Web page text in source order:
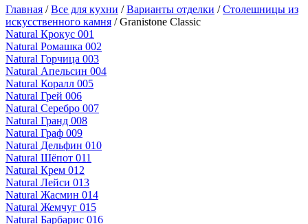
Главная /Все для кухни /Варианты отделки /Столешницы из
искусственного камня /Granistone Classic
Natural Крокус 001
Natural Ромашка 002
Natural Горчица 003
Natural Апельсин 004
Natural Коралл 005
Natural Грей 006
Natural Серебро 007
Natural Гранд 008
Natural Граф 009
Natural Дельфин 010
Natural Шёпот 011
Natural Крем 012
Natural Лейси 013
Natural Жасмин 014
Natural Жемчуг 015
Natural Барбарис 016